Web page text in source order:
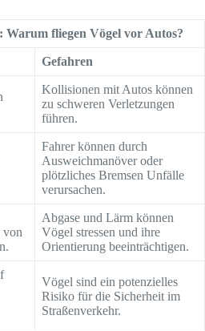
fliegen Vögel vor Autos?
Gefahren
Kollisionen mit Autos können
zu schweren Verletzungen
führen.
Fahrer können durch
Ausweichmanöver oder
plötzliches Bremsen Unfälle
verursachen.
von
Abgase und Lärm können
Vögel stressen und ihre
Orientierung beeinträchtigen.
Vögel sind ein potenzielles
Risiko für die Sicherheit im
Straßenverkehr.